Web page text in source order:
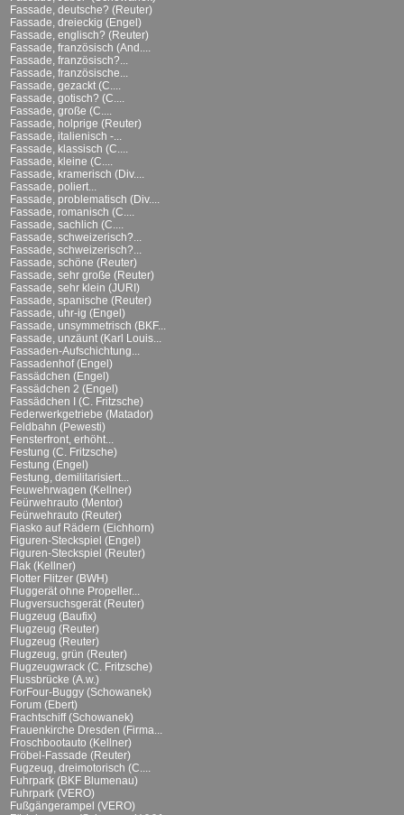
Fassade, deutsche? (Reuter)
Fassade, dreieckig (Engel)
Fassade, englisch? (Reuter)
Fassade, französisch (And....
Fassade, französisch?...
Fassade, französische...
Fassade, gezackt (C....
Fassade, gotisch? (C....
Fassade, große (C....
Fassade, holprige (Reuter)
Fassade, italienisch -...
Fassade, klassisch (C....
Fassade, kleine (C....
Fassade, kramerisch (Div....
Fassade, poliert...
Fassade, problematisch (Div....
Fassade, romanisch (C....
Fassade, sachlich (C....
Fassade, schweizerisch?...
Fassade, schweizerisch?...
Fassade, schöne (Reuter)
Fassade, sehr große (Reuter)
Fassade, sehr klein (JURI)
Fassade, spanische (Reuter)
Fassade, uhr-ig (Engel)
Fassade, unsymmetrisch (BKF...
Fassade, unzäunt (Karl Louis...
Fassaden-Aufschichtung...
Fassadenhof (Engel)
Fassädchen (Engel)
Fassädchen 2 (Engel)
Fassädchen I (C. Fritzsche)
Federwerkgetriebe (Matador)
Feldbahn (Pewesti)
Fensterfront, erhöht...
Festung (C. Fritzsche)
Festung (Engel)
Festung, demilitarisiert...
Feuwehrwagen (Kellner)
Feürwehrauto (Mentor)
Feürwehrauto (Reuter)
Fiasko auf Rädern (Eichhorn)
Figuren-Steckspiel (Engel)
Figuren-Steckspiel (Reuter)
Flak (Kellner)
Flotter Flitzer (BWH)
Fluggerät ohne Propeller...
Flugversuchsgerät (Reuter)
Flugzeug (Baufix)
Flugzeug (Reuter)
Flugzeug (Reuter)
Flugzeug, grün (Reuter)
Flugzeugwrack (C. Fritzsche)
Flussbrücke (A.w.)
ForFour-Buggy (Schowanek)
Forum (Ebert)
Frachtschiff (Schowanek)
Frauenkirche Dresden (Firma...
Froschbootauto (Kellner)
Fröbel-Fassade (Reuter)
Fugzeug, dreimotorisch (C....
Fuhrpark (BKF Blumenau)
Fuhrpark (VERO)
Fußgängerampel (VERO)